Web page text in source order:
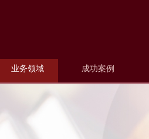
业务领域 成功案例